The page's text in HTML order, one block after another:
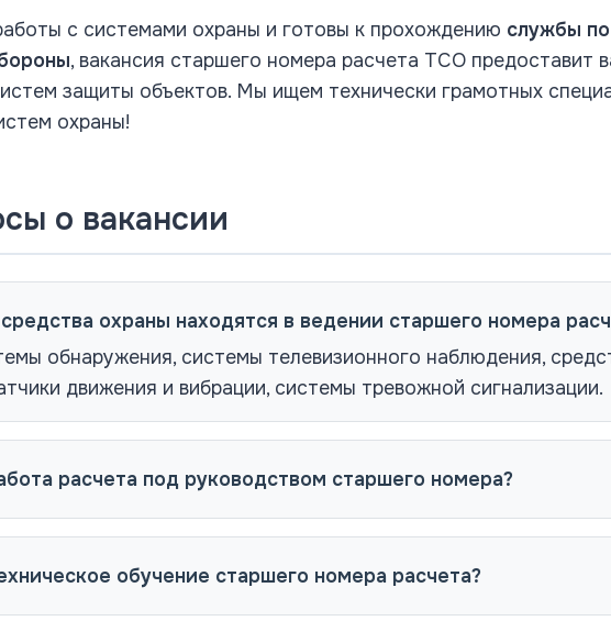
с системами охраны и готовы к прохождению службы
, вакансия старшего номера расчета ТСО предоставит
защиты объектов. Мы ищем технически грамотных
охраны!
о вакансии
охраны находятся в ведении старшего номера
обнаружения, системы телевизионного наблюдения,
движения и вибрации, системы тревожной сигнализации.
расчета под руководством старшего номера?
обучение старшего номера расчета?